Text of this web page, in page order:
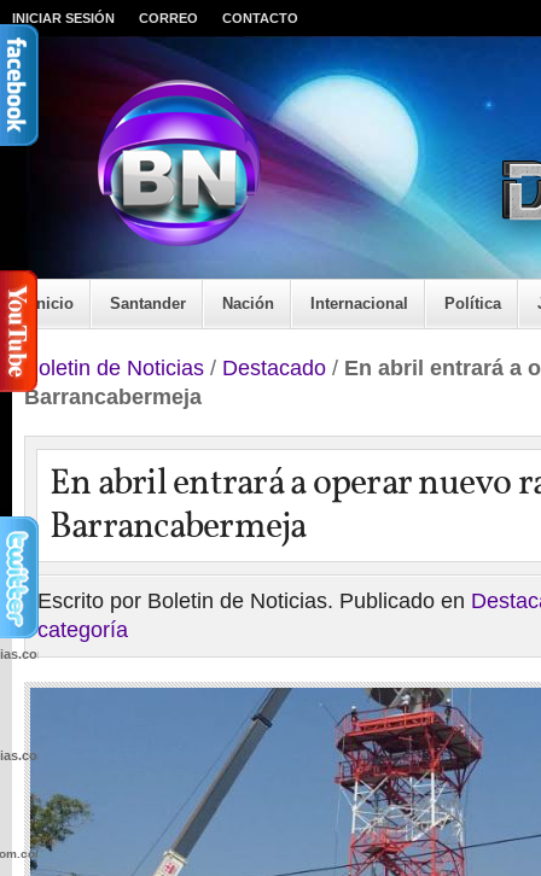
INICIAR SESIÓN CORREO CONTACTO
Inicio Santander Nación Internacional Política
Boletin de Noticias / Destacado / En abril entrará a
Barrancabermeja
En abril entrará a operar nuevo
Barrancabermeja
Escrito por Boletin de Noticias. Publicado en
categoría
wp-
wp-
wp-